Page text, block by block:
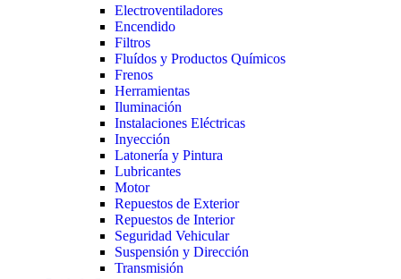
Electroventiladores
Encendido
Filtros
Fluídos y Productos Químicos
Frenos
Herramientas
Iluminación
Instalaciones Eléctricas
Inyección
Latonería y Pintura
Lubricantes
Motor
Repuestos de Exterior
Repuestos de Interior
Seguridad Vehicular
Suspensión y Dirección
Transmisión